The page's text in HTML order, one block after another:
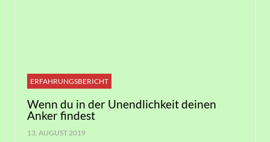
ERFAHRUNGSBERICHT
Wenn du in der Unendlichkeit deinen
Anker findest
13. AUGUST 2019